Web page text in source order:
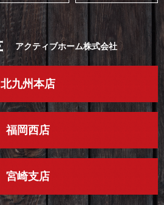
アクティブホーム株式会社
北九州本店
福岡西店
宮崎支店